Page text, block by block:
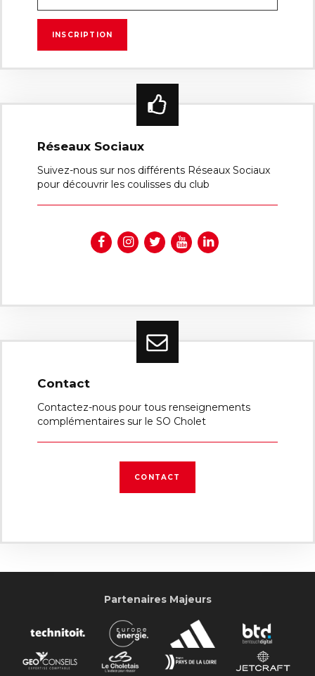
Réseaux Sociaux
Suivez-nous sur nos différents Réseaux Sociaux
pour découvrir les coulisses du club
Contact
Contactez-nous pour tous renseignements
complémentaires sur le SO Cholet
CONTACT
Partenaires Majeurs